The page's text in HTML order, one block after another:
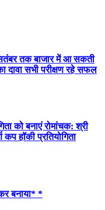
तक बाजार में आ सकती
दावा सभी परीक्षण रहे सफल
को बनाएं रोमांचक: श्री
कप हॉकी प्रतियोगिता
बनाया* *